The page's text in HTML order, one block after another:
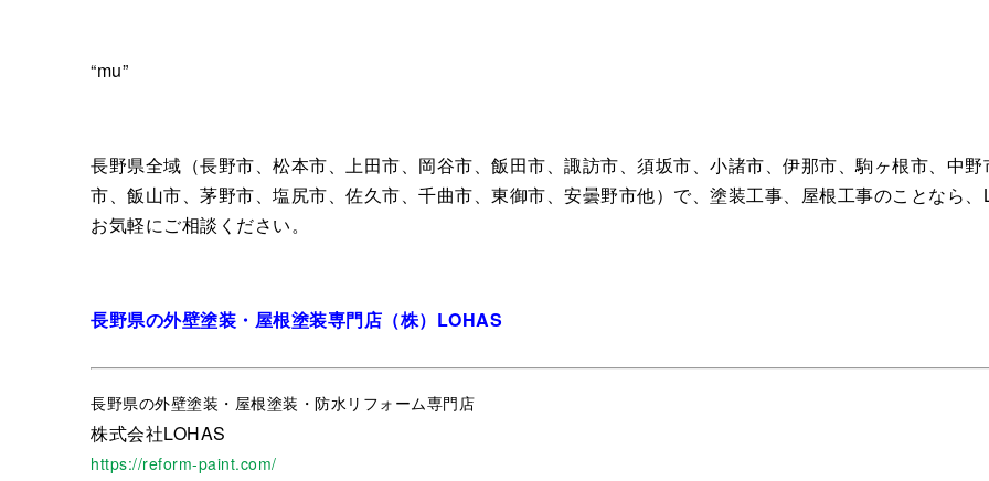
“mu”
長野県全域（長野市、松本市、上田市、岡谷市、飯田市、諏訪市、須坂市、小諸市、伊那市、駒ヶ根市、中野
市、飯山市、茅野市、塩尻市、佐久市、千曲市、東御市、安曇野市他）で、塗装工事、屋根工事のことなら
お気軽にご相談ください。
長野県の外壁塗装・屋根塗装専門店（株）LOHAS
長野県の外壁塗装・屋根塗装・防水リフォーム専門店
株式会社LOHAS
https://reform-paint.com/